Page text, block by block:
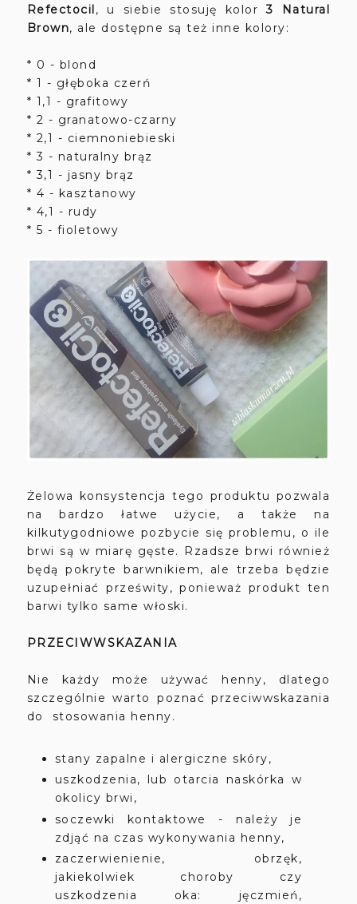
Refectocil , u siebie stosuję kolor3 Natural
Brown, ale dostępne są też inne kolory:
* 0 - blond
* 1 - głęboka czerń
* 1,1 - grafitowy
* 2 - granatowo-czarny
* 2,1 - ciemnoniebieski
* 3 - naturalny brąz
* 3,1 - jasny brąz
* 4 - kasztanowy
* 4,1 - rudy
* 5 - fioletowy
Żelowa konsystencja tego produktu pozwala
na bardzo łatwe użycie, a także na
kilkutygodniowe pozbycie się problemu, o ile
brwi są w miarę gęste. Rzadsze brwi również
będą pokryte barwnikiem, ale trzeba będzie
uzupełniać prześwity, ponieważ produkt ten
barwi tylko same włoski.
PRZECIWWSKAZANIA
Nie każdy może używać henny, dlatego
szczególnie warto poznać przeciwwskazania
do stosowania henny.
stany zapalne i alergiczne skóry,
uszkodzenia, lub otarcia naskórka w
okolicy brwi,
soczewki kontaktowe - należy je
zdjąć na czas wykonywania henny,
zaczerwienienie, obrzęk,
jakiekolwiek choroby czy
uszkodzenia oka: jęczmień,